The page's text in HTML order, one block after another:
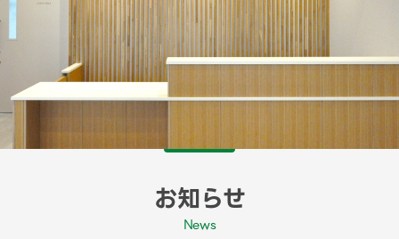
お知らせ
News